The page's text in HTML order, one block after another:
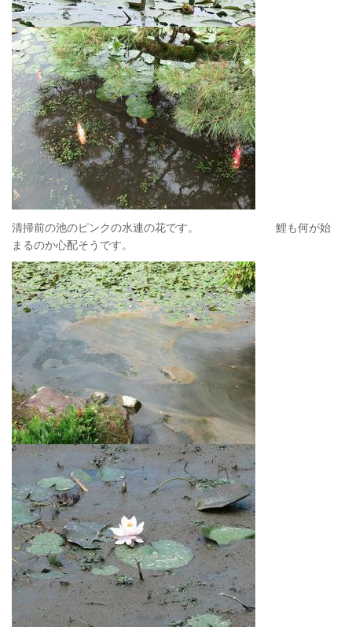
清掃前の池のピンクの水連の花です。 鯉も何が始
まるのか心配そうです。